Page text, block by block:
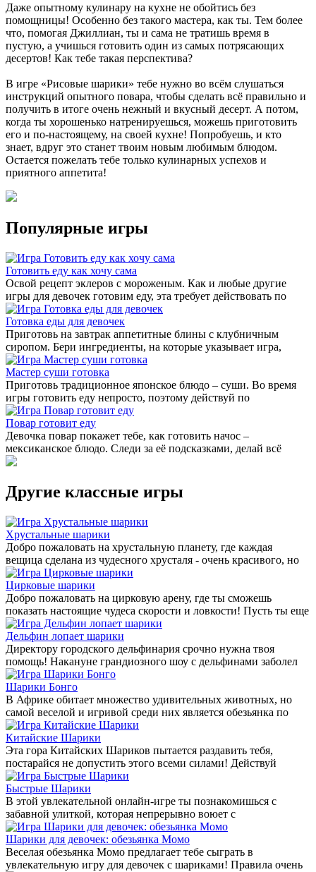
Даже опытному кулинару на кухне не обойтись без
помощницы! Особенно без такого мастера, как ты. Тем более
что, помогая Джиллиан, ты и сама не тратишь время в
пустую, а учишься готовить один из самых потрясающих
десертов! Как тебе такая перспектива?
В игре «Рисовые шарики» тебе нужно во всём слушаться
инструкций опытного повара, чтобы сделать всё правильно и
получить в итоге очень нежный и вкусный десерт. А потом,
когда ты хорошенько натренируешься, можешь приготовить
его и по-настоящему, на своей кухне! Попробуешь, и кто
знает, вдруг это станет твоим новым любимым блюдом.
Остается пожелать тебе только кулинарных успехов и
приятного аппетита!
Популярные игры
Готовить еду как хочу сама
Освой рецепт эклеров с мороженым. Как и любые другие
игры для девочек готовим еду, эта требует действовать по
Готовка еды для девочек
Приготовь на завтрак аппетитные блины с клубничным
сиропом. Бери ингредиенты, на которые указывает игра,
Мастер суши готовка
Приготовь традиционное японское блюдо – суши. Во время
игры готовить еду непросто, поэтому действуй по
Повар готовит еду
Девочка повар покажет тебе, как готовить начос –
мексиканское блюдо. Следи за её подсказками, делай всё
Другие классные игры
Хрустальные шарики
Добро пожаловать на хрустальную планету, где каждая
вещица сделана из чудесного хрусталя - очень красивого, но
Цирковые шарики
Добро пожаловать на цирковую арену, где ты сможешь
показать настоящие чудеса скорости и ловкости! Пусть ты еще
Дельфин лопает шарики
Директору городского дельфинария срочно нужна твоя
помощь! Накануне грандиозного шоу с дельфинами заболел
Шарики Бонго
В Африке обитает множество удивительных животных, но
самой веселой и игривой среди них является обезьянка по
Китайские Шарики
Эта гора Китайских Шариков пытается раздавить тебя,
постарайся не допустить этого всеми силами! Действуй
Быстрые Шарики
В этой увлекательной онлайн-игре ты познакомишься с
забавной улиткой, которая непрерывно воюет с
Шарики для девочек: обезьянка Момо
Веселая обезьянка Момо предлагает тебе сыграть в
увлекательную игру для девочек с шариками! Правила очень